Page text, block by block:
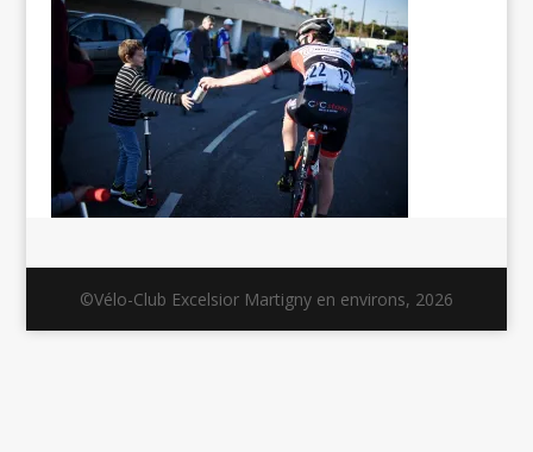
©Vélo-Club Excelsior Martigny en environs, 2026